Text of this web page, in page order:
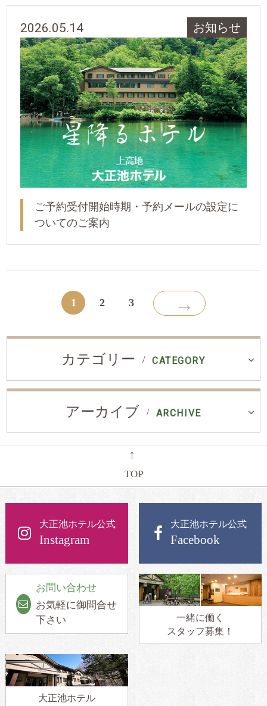
2026.05.14 お知らせ
ご予約受付開始時期・予約メールの設定に
ついてのご案内
1 2 3 →
カテゴリー CATEGORY
アーカイブ ARCHIVE
←
TOP
大正池ホテル公式
Instagram
大正池ホテル公式
Facebook
お問い合わせ
お気軽に御問合せ
下さい
一緒に働く
スタッフ募集！
大正池ホテル